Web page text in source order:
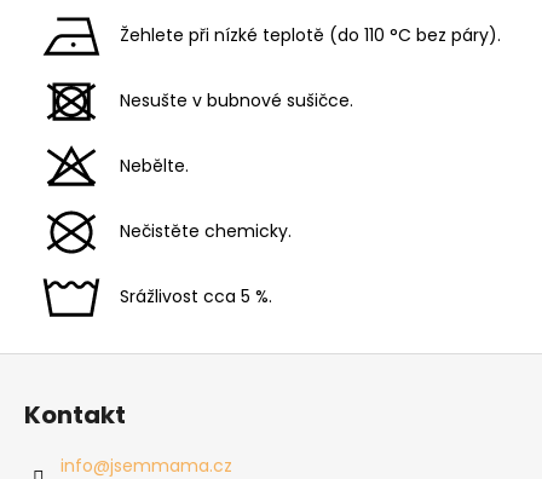
Žehlete při nízké teplotě (do 110 °C bez páry).
Nesušte v bubnové sušičce.
Nebělte.
Nečistěte chemicky.
Srážlivost cca 5 %.
Z
Kontakt
info@jsemmama.cz